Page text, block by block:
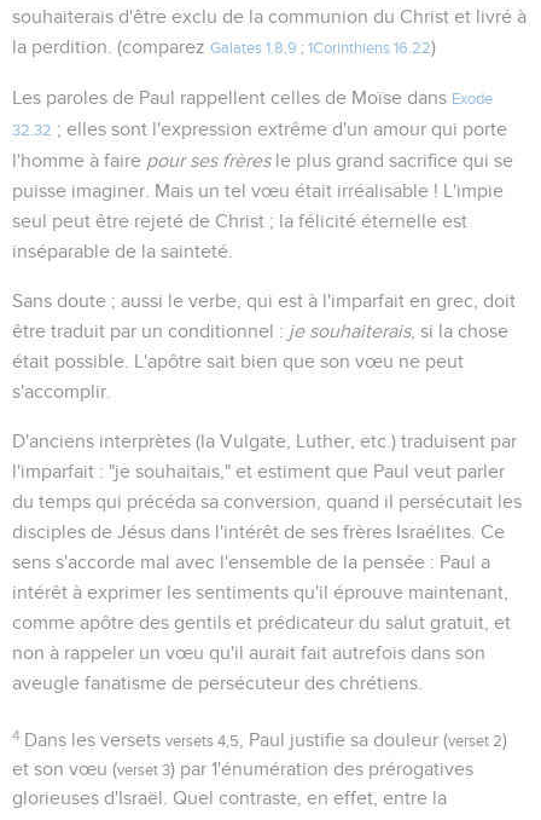
souhaiterais d'être exclu de la communion du Christ et livré à
la perdition. (comparez Galates 1.8,9 ; 1Corinthiens 16.22)
Les paroles de Paul rappellent celles de Moïse dans Exode
32.32 ; elles sont l'expression extrême d'un amour qui porte
l'homme à faire pour ses frèresle plus grand sacrifice qui se
puisse imaginer. Mais un tel vœu était irréalisable ! L'impie
seul peut être rejeté de Christ ; la félicité éternelle est
inséparable de la sainteté.
Sans doute ; aussi le verbe, qui est à l'imparfait en grec, doit
être traduit par un conditionnel : je souhaiterais, si la chose
était possible. L'apôtre sait bien que son vœu ne peut
s'accomplir.
D'anciens interprètes (la Vulgate, Luther, etc.) traduisent par
l'imparfait : "je souhaitais," et estiment que Paul veut parler
du temps qui précéda sa conversion, quand il persécutait les
disciples de Jésus dans l'intérêt de ses frères Israélites. Ce
sens s'accorde mal avec l'ensemble de la pensée : Paul a
intérêt à exprimer les sentiments qu'il éprouve maintenant,
comme apôtre des gentils et prédicateur du salut gratuit, et
non à rappeler un vœu qu'il aurait fait autrefois dans son
aveugle fanatisme de persécuteur des chrétiens.
4 Dans les versetsversets 4,5 , Paul justifie sa douleur (verset 2)
et son vœu (verset 3) par 1'énumération des prérogatives
glorieuses d'Israël. Quel contraste, en effet, entre la